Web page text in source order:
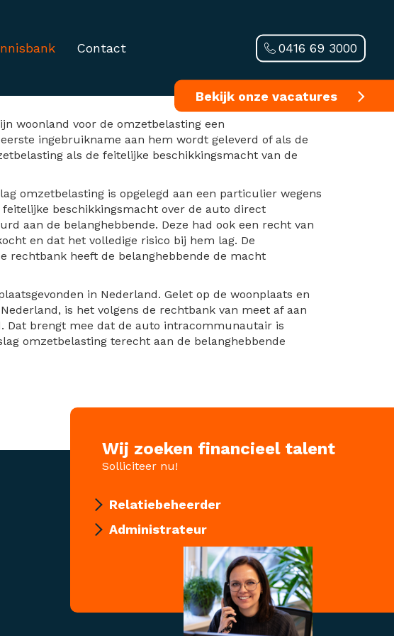
Contact
Bekijk onze vacatures
0416 69 3000
door particulier
woonland voor de omzetbelasting een
ingebruikname aan hem wordt geleverd of als de
als de feitelijke beschikkingsmacht van de
omzetbelasting is opgelegd aan een particulier wegens
beschikkingsmacht over de auto direct
aan de belanghebbende. Deze had ook een recht van
en dat het volledige risico bij hem lag. De
rechtbank heeft de belanghebbende de macht
in Nederland. Gelet op de woonplaats en
is het volgens de rechtbank van meet af aan
Dat brengt mee dat de auto intracommunautair is
omzetbelasting terecht aan de belanghebbende
Wij zoeken financieel talent
Solliciteer nu!
Relatiebeheerder
Administrateur